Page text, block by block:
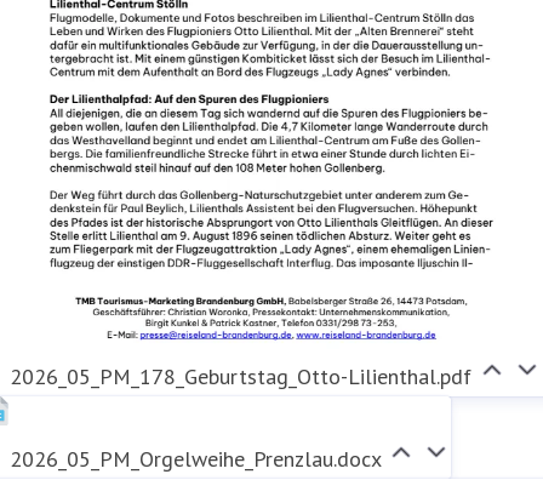
2026_05_PM_178_Geburtstag_Otto-Lilienthal.pdf
2026_05_PM_Orgelweihe_Prenzlau.docx